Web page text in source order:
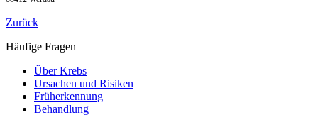
Zurück
Häufige Fragen
Über Krebs
Ursachen und Risiken
Früherkennung
Behandlung